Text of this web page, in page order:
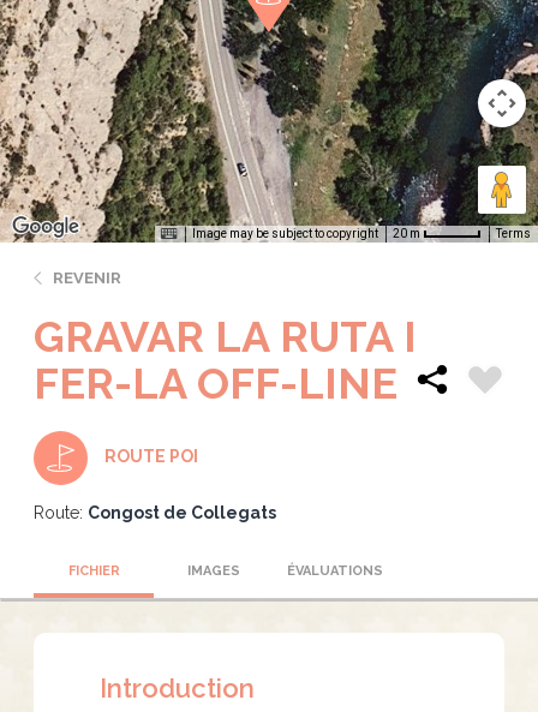
Image may be subject to copyright 20 m Terms
REVENIR
GRAVAR LA RUTA I
FER-LA OFF-LINE
ROUTE POI
Route: Congost de Collegats
FICHIER IMAGES ÉVALUATIONS
Introduction